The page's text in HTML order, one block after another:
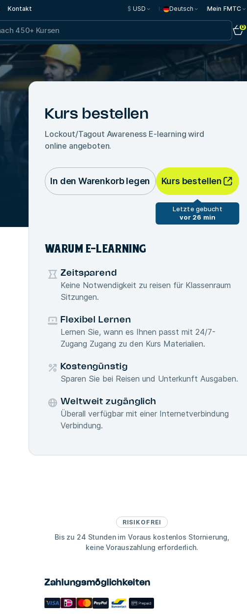
Kontakt $ USD Deutsch Mein FMTC
0
Kurs bestellen
Lockout/Tagout Awareness E-learning wird
online angeboten.
In den Warenkorb legen Kurs bestellen
Letzte gebucht
vor 26 min
WARUM E-LEARNING
Zeitsparend
Keine Notwendigkeit zu reisen für Klassenraum
Sitzungen.
Flexibel Lernen
Lernen Sie, wann es Ihnen passt mit 24/7-
Zugang Zugang zu den Kurs Materialien.
Kostengünstig
Sparen Sie bei Reisen und Unterkunft Ausgaben.
Weltweit zugänglich
Überall verfügbar mit einer Internetverbindung
Verbindung.
RISIKOFREI
Bis zu 24 Stunden im Voraus kostenlos Stornierung,
keine Vorauszahlung erforderlich.
Zahlungsmöglichkeiten